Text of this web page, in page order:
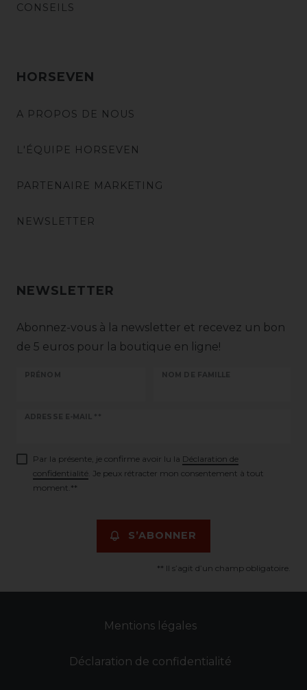
CONSEILS
HORSEVEN
A PROPOS DE NOUS
L'ÉQUIPE HORSEVEN
PARTENAIRE MARKETING
NEWSLETTER
NEWSLETTER
Abonnez-vous à la newsletter et recevez un bon
de 5 euros pour la boutique en ligne!
PRÉNOM NOM DE FAMILLE
ADRESSE E-MAIL **
Ceres::Template.newsletterHoneypotLabel
Par la présente, je confirme avoir lu la Déclaration de
confidentialité . Je peux rétracter mon consentement à tout
moment.**
S’ABONNER
** Il s’agit d’un champ obligatoire.
Mentions légales
Déclaration de confidentialité